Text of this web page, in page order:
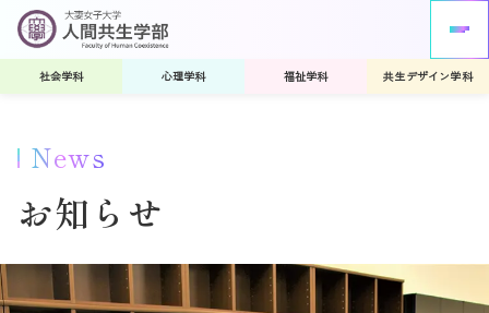
社会学科 心理学科 福祉学科 共生デザイン学科
News
お知らせ